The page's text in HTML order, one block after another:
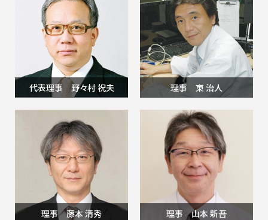
代表理事 野々村 祝夫 理事 東 治人
理事 藤本 清秀 理事 山本 新吾